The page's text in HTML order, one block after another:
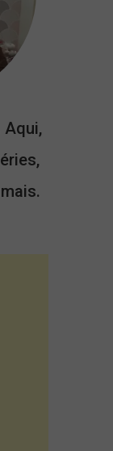
Aqui,